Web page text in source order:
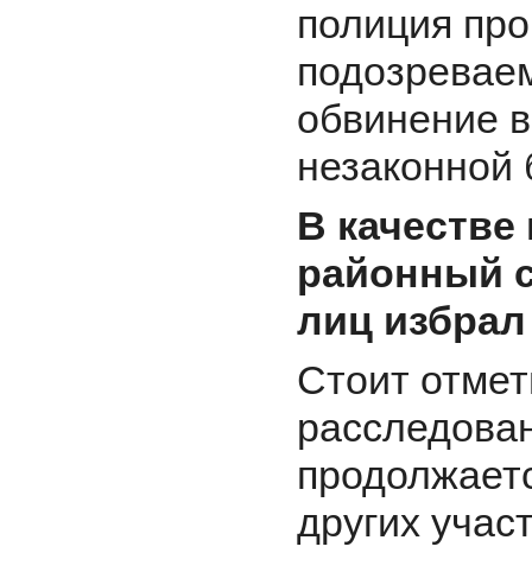
полиция
обвинение
незаконной
В
районный
лиц
Стоит
других